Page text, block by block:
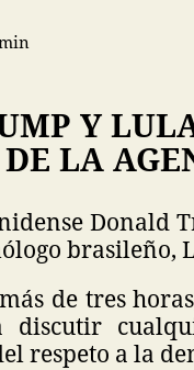
Y
LA
Donald
brasileño,
de tres
discutir
respeto a la